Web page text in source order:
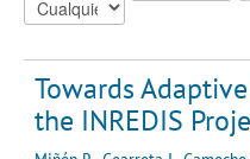
Towards
the INREDIS